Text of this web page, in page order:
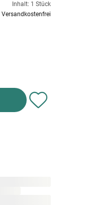
Inhalt: 1 Stück
Versandkostenfrei